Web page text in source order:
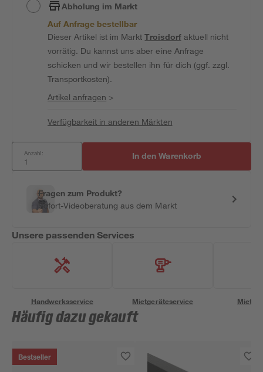
Abholung im Markt
Auf Anfrage bestellbar
Dieser Artikel ist im MarktTroisdorfaktuell nicht
vorrätig. Du kannst uns aber eine Anfrage
schicken und wir bestellen ihn für dich (ggf. zzgl.
Transportkosten).
Artikel anfragen >
Verfügbarkeit in anderen Märkten
Anzahl: In den Warenkorb
Fragen zum Produkt?
Sofort-Videoberatung aus dem Markt
Unsere passenden Services
Handwerksservice Mietgeräteservice
Häufig dazu gekauft
Bestseller